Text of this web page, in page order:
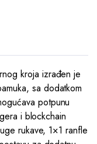
kroja izrađen je
sa dodatkom
potpunu
i blockchain
rukave, 1×1 ranfle